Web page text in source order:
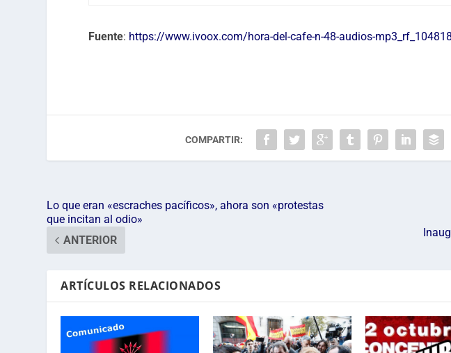
Fuente: https://www.ivoox.com/hora-del-cafe-n-48-audios-
COMPARTIR:
Lo que eran «escraches pacíficos», ahora son «protestas
que incitan al odio»
ANTERIOR
ARTÍCULOS RELACIONADOS